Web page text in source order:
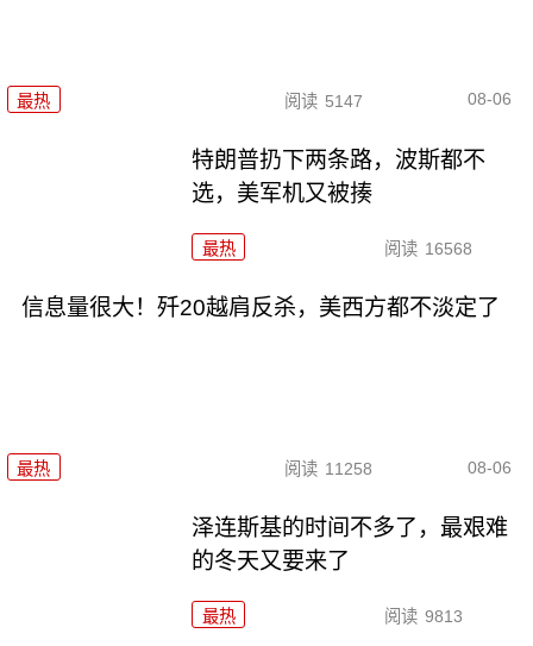
最热 阅读 5147 08-06
特朗普扔下两条路，波斯都不
选，美军机又被揍
最热 阅读 16568
信息量很大！歼20越肩反杀，美西方都不淡定了
最热 阅读 11258 08-06
泽连斯基的时间不多了，最艰难
的冬天又要来了
最热 阅读 9813